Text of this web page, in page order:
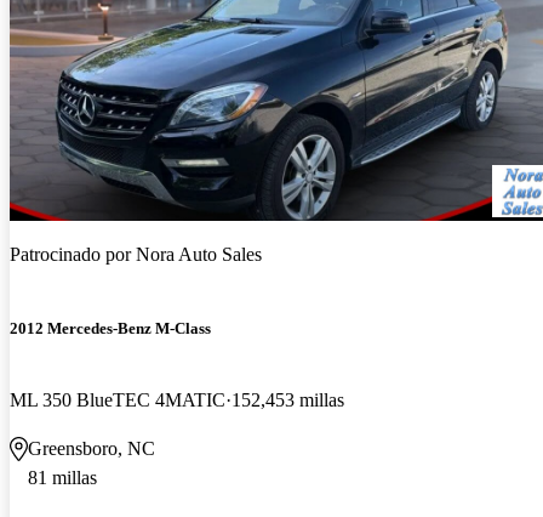
Patrocinado porNora Auto Sales
2012 Mercedes-Benz M-Class
ML 350 BlueTEC 4MATIC 152,453 millas
Greensboro, NC
81 millas